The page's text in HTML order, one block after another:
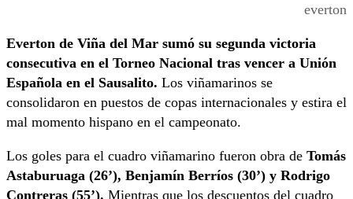
everton
Everton de Viña del Mar sumó su segunda victoria
consecutiva en el Torneo Nacional tras vencer a Unión
Española en el Sausalito. Los viñamarinos se
consolidaron en puestos de copas internacionales y estira el
mal momento hispano en el campeonato.
Los goles para el cuadro viñamarino fueron obra de Tomás
Astaburuaga (26’), Benjamín Berríos (30’) y Rodrigo
Contreras (55’). Mientras que los descuentos del cuadro